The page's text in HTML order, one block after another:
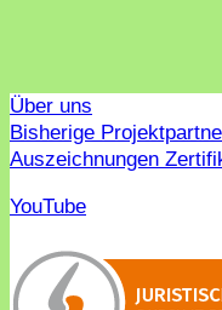
Über uns
Bisherige
Auszeichnungen
YouTube